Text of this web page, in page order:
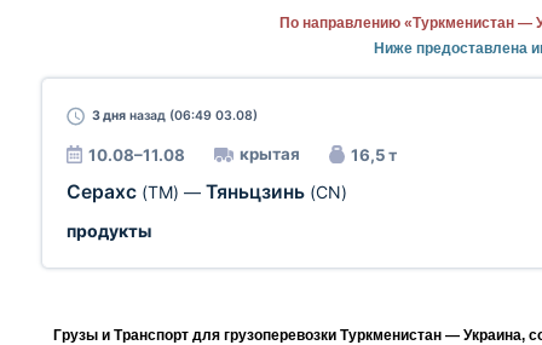
По направлению «Туркменистан —
Ниже предоставлена
3 дня назад (06:49 03.08)
10.08–11.08 крытая 16,5 т
Серахс (TM) — Тяньцзинь (CN)
продукты
Грузы и Транспорт для грузоперевозки Туркменистан — Украина,